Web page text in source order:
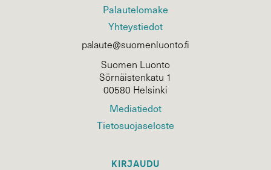
Palautelomake
Yhteystiedot
palaute@suomenluonto.fi
Suomen Luonto
Sörnäistenkatu 1
00580 Helsinki
Mediatiedot
Tietosuojaseloste
KIRJAUDU